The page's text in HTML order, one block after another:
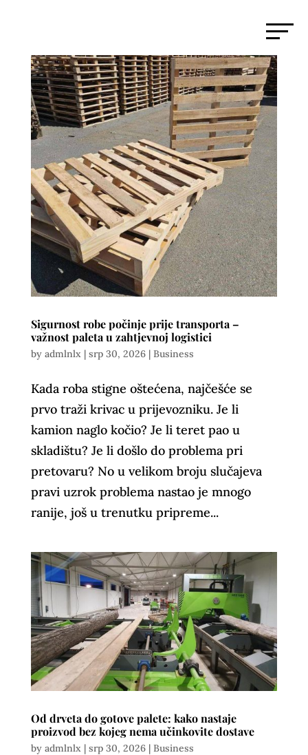
Sigurnost robe počinje prije transporta –
važnost paleta u zahtjevnoj logistici
by admlnlx| srp 30, 2026| Business
Kada roba stigne oštećena, najčešće se
prvo traži krivac u prijevozniku. Je li
kamion naglo kočio? Je li teret pao u
skladištu? Je li došlo do problema pri
pretovaru? No u velikom broju slučajeva
pravi uzrok problema nastao je mnogo
ranije, još u trenutku pripreme...
Od drveta do gotove palete: kako nastaje
proizvod bez kojeg nema učinkovite dostave
by admlnlx| srp 30, 2026| Business